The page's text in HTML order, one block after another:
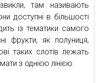
там називають
доступні в більшості
із тематики самого
фрукти, як полуниця,
таких слотів лежать
з однією лінією.